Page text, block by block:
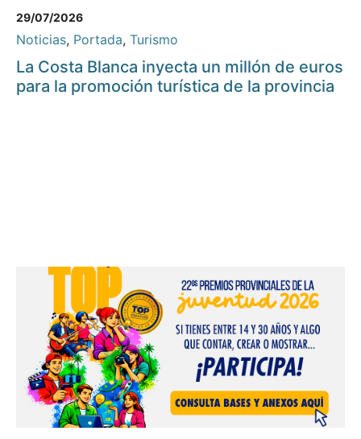
29/07/2026
Noticias, Portada, Turismo
La Costa Blanca inyecta un millón de euros
para la promoción turística de la provincia